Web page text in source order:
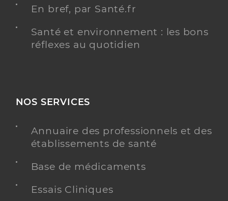
En bref, par Santé.fr
Santé et environnement : les bons
réflexes au quotidien
NOS SERVICES
Annuaire des professionnels et des
établissements de santé
Base de médicaments
Essais Cliniques